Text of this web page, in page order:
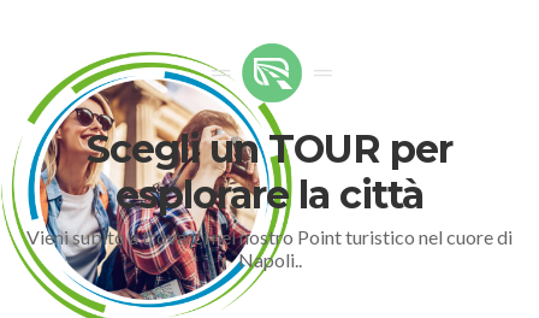
Scegli un TOUR per
esplorare la città
Vieni subito a trovarci nel nostro Point turistico nel cuore di
Napoli..